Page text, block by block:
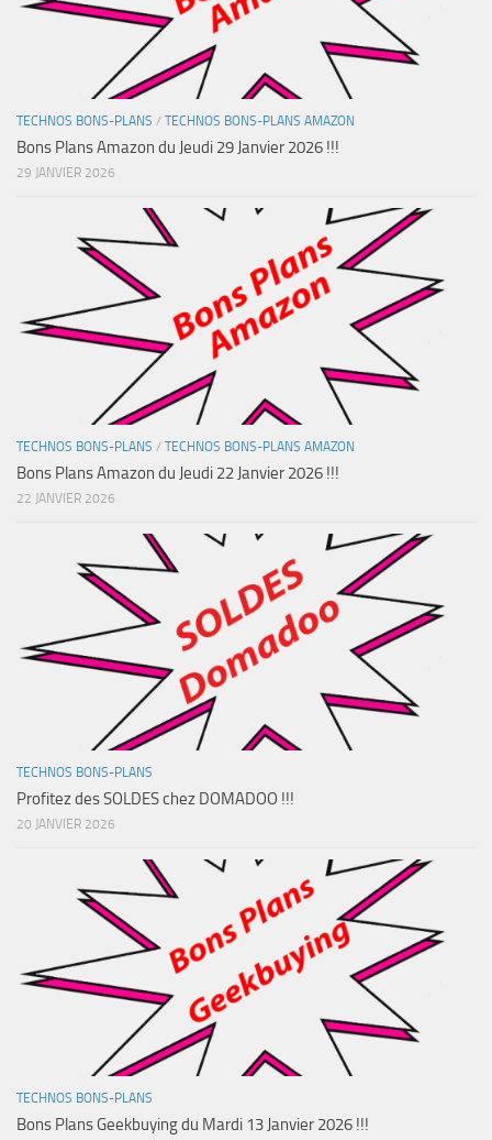
TECHNOS BONS-PLANS / TECHNOS BONS-PLANS AMAZON
Bons Plans Amazon du Jeudi 29 Janvier 2026 !!!
29 JANVIER 2026
TECHNOS BONS-PLANS / TECHNOS BONS-PLANS AMAZON
Bons Plans Amazon du Jeudi 22 Janvier 2026 !!!
22 JANVIER 2026
TECHNOS BONS-PLANS
Profitez des SOLDES chez DOMADOO !!!
20 JANVIER 2026
TECHNOS BONS-PLANS
Bons Plans Geekbuying du Mardi 13 Janvier 2026 !!!